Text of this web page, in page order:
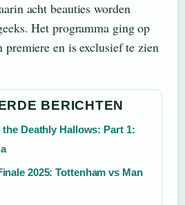
acht beauties worden
Het programma ging op
premiere en is exclusief te zien
BERICHTEN
Deathly Hallows: Part 1:
2025: Tottenham vs Man